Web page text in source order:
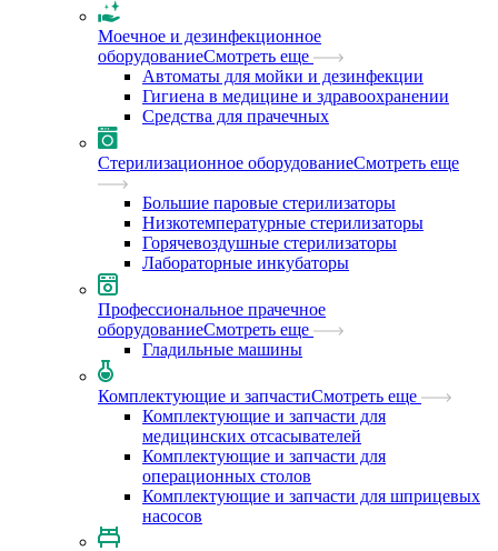
Моечное и дезинфекционное
оборудованиеСмотреть еще
Автоматы для мойки и дезинфекции
Гигиена в медицине и здравоохранении
Средства для прачечных
Стерилизационное оборудованиеСмотреть еще
Большие паровые стерилизаторы
Низкотемпературные стерилизаторы
Горячевоздушные стерилизаторы
Лабораторные инкубаторы
Профессиональное прачечное
оборудованиеСмотреть еще
Гладильные машины
Комплектующие и запчастиСмотреть еще
Комплектующие и запчасти для
медицинских отсасывателей
Комплектующие и запчасти для
операционных столов
Комплектующие и запчасти для шприцевых
насосов